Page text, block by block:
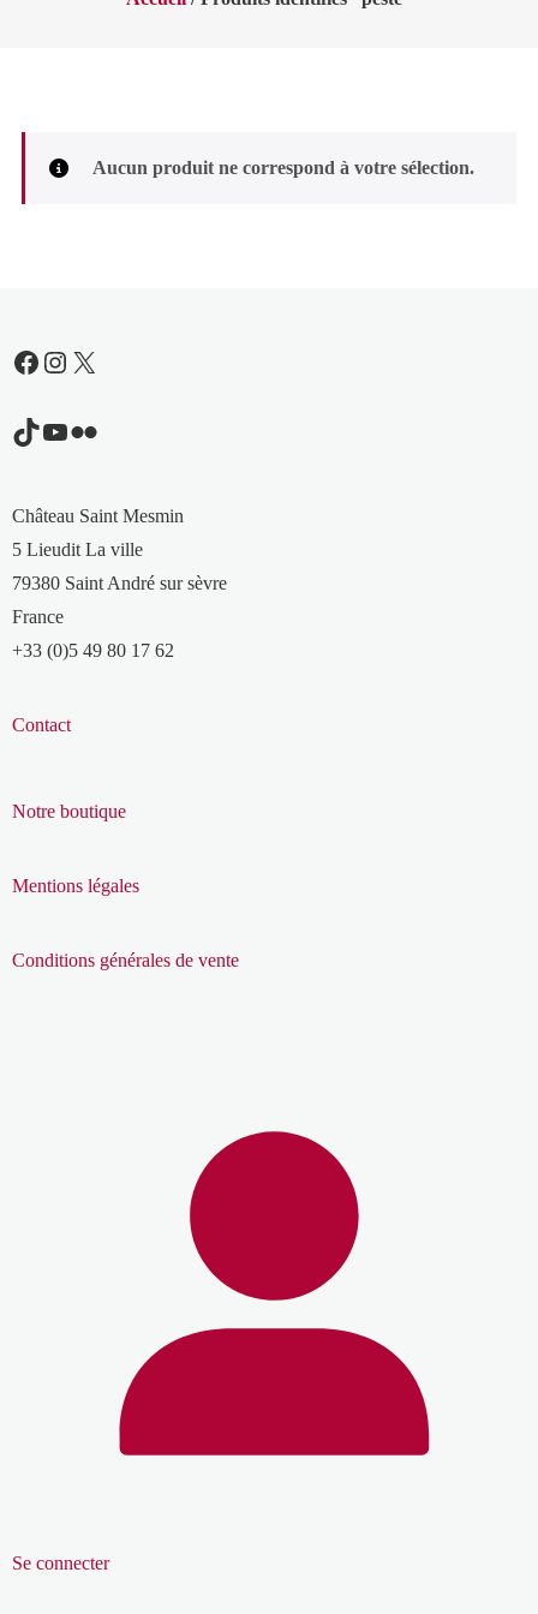
Aucun produit ne correspond à votre sélection.
Facebook
Instagram
X
TikTok
YouTube
Flickr
Château Saint Mesmin
5 Lieudit La ville
79380 Saint André sur sèvre
France
+33 (0)5 49 80 17 62
Contact
Notre boutique
Mentions légales
Conditions générales de vente
Se connecter